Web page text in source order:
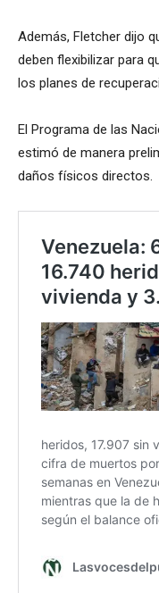
Además, Fletcher dijo
deben flexibilizar para
los planes de
El Programa de las
estimó de manera
daños físicos directos.